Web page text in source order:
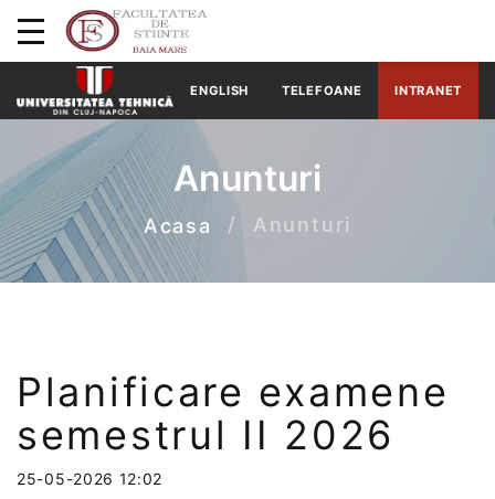
ENGLISH TELEFOANE INTRANET
Anunturi
Acasa Anunturi
Planificare examene
semestrul II 2026
25-05-2026 12:02